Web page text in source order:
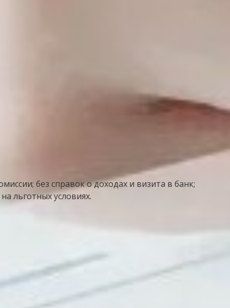
без справок о доходах и визита в банк;
льготных условиях.